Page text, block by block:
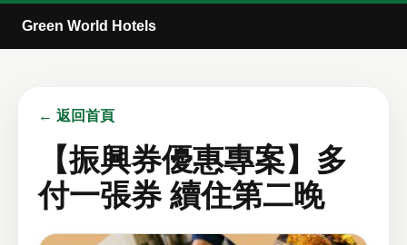
Green World Hotels
← 返回首頁
【振興券優惠專案】多
付一張券 續住第二晚